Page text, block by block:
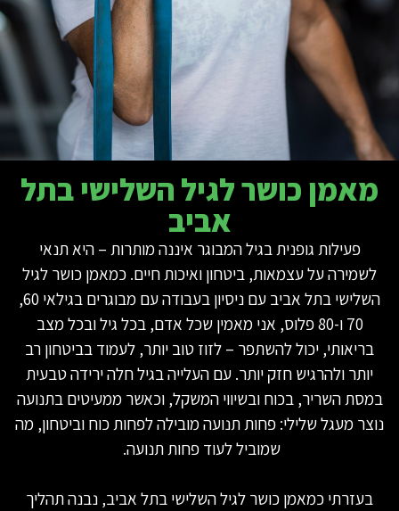
מאמן כושר לגיל השלישי בתל
אביב
פעילות גופנית בגיל המבוגר איננה מותרות – היא תנאי
לשמירה על עצמאות, ביטחון ואיכות חיים. כמאמן כושר לגיל
השלישי בתל אביב עם ניסיון בעבודה עם מבוגרים בגילאי 60,
70 ו-80 פלוס, אני מאמין שכל אדם, בכל גיל ובכל מצב
בריאותי, יכול להשתפר – לזוז טוב יותר, לעמוד בביטחון רב
יותר ולהרגיש חזק יותר. עם העלייה בגיל חלה ירידה טבעית
במסת השריר, בכוח ובשיווי המשקל, וכאשר ממעיטים בתנועה
נוצר מעגל שלילי: פחות תנועה מובילה לפחות כוח וביטחון, מה
שמוביל לעוד פחות תנועה.
בעזרתי כמאמן כושר לגיל השלישי בתל אביב, נבנה תהליך